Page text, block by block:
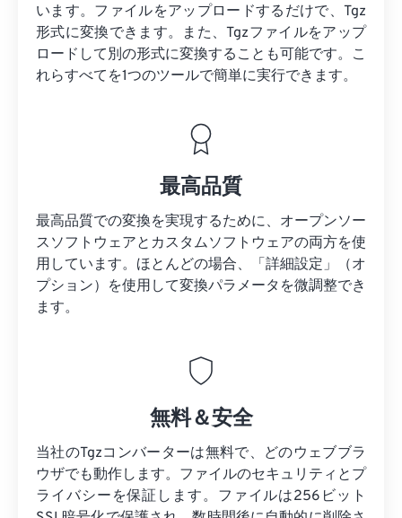
います。ファイルをアップロードするだけで、Tgz
形式に変換できます。また、Tgzファイルをアップ
ロードして別の形式に変換することも可能です。こ
れらすべてを1つのツールで簡単に実行できます。
最高品質
最高品質での変換を実現するために、オープンソー
スソフトウェアとカスタムソフトウェアの両方を使
用しています。ほとんどの場合、「詳細設定」（オ
プション）を使用して変換パラメータを微調整でき
ます。
無料＆安全
当社のTgzコンバーターは無料で、どのウェブブラ
ウザでも動作します。ファイルのセキュリティとプ
ライバシーを保証します。ファイルは256ビット